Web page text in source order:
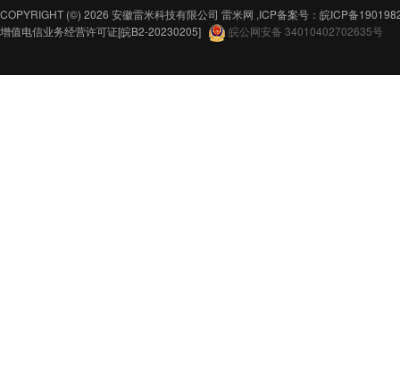
COPYRIGHT (©) 2026 安徽雷米科技有限公司 雷米网 ,ICP备案号： 皖ICP备
增值电信业务经营许可证[皖B2-20230205] 皖公网安备 34010402702635号